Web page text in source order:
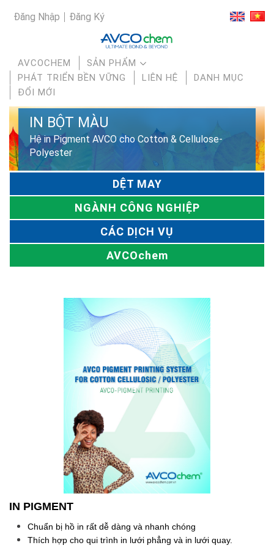
Đăng Nhập Đăng Ký
AVCOCHEM
SẢN PHẨM
PHÁT TRIỂN BỀN VỮNG
LIÊN HỆ
DANH MỤC
ĐỔI MỚI
IN BỘT MÀU
Hệ in Pigment AVCO cho Cotton & Cellulose-
Polyester
DỆT MAY
NGÀNH CÔNG NGHIỆP
CÁC DỊCH VỤ
AVCOchem
IN PIGMENT
Chuẩn bị hồ in rất dễ dàng và nhanh chóng
Thích hợp cho qui trình in lưới phẳng và in lưới quay.